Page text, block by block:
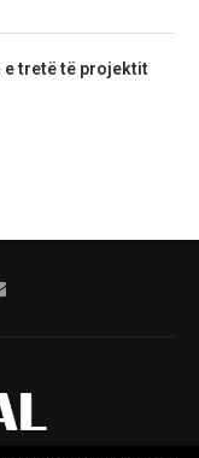
e tretë të projektit